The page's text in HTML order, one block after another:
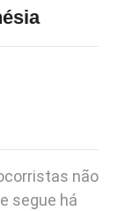
não
segue há